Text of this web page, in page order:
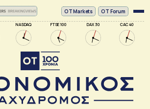
NASDAQ FTSE 100 DAX 30 CAC 40
ΟΤ Markets OT Forum